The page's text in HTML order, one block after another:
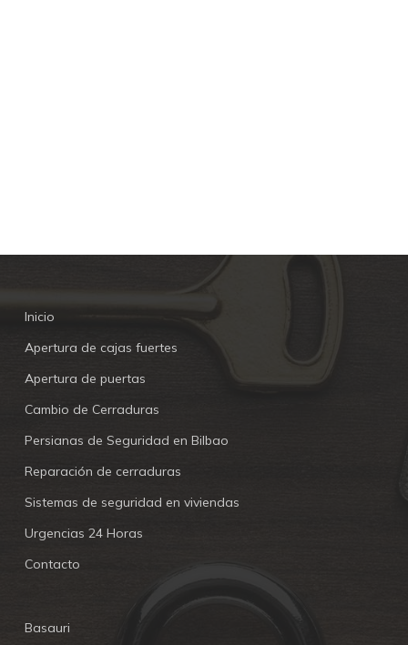
Inicio
Apertura de cajas fuertes
Apertura de puertas
Cambio de Cerraduras
Persianas de Seguridad en Bilbao
Reparación de cerraduras
Sistemas de seguridad en viviendas
Urgencias 24 Horas
Contacto
Basauri